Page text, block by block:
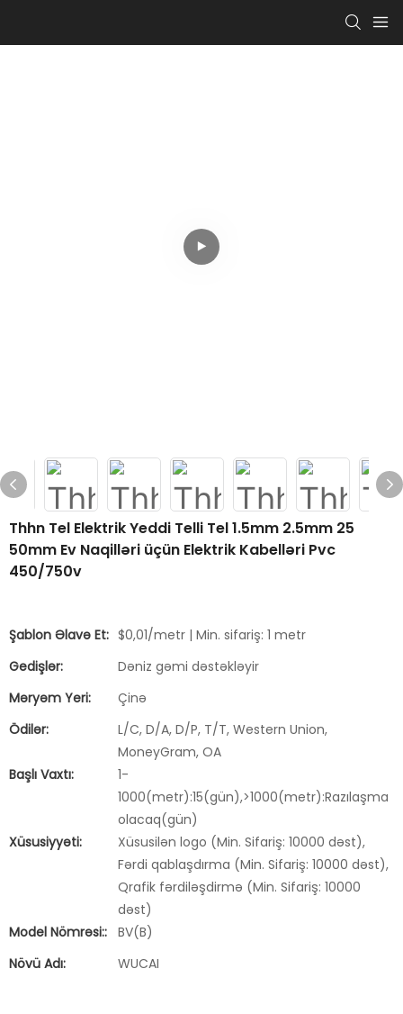
Thhn Tel Elektrik Yeddi Telli Tel 1.5mm 2.5mm 25
50mm Ev Naqilləri üçün Elektrik Kabelləri Pvc
450/750v
Şablon Əlavə Et: $0,01/metr | Min. sifariş: 1 metr
Gedişlər:
Dəniz gəmi dəstəkləyir
Məryəm Yeri:
Çinə
Ödilər:
L/C, D/A, D/P, T/T, Western Union,
MoneyGram, OA
Başlı Vaxtı:
1-
1000(metr):15(gün),>1000(metr):Razılaşma
olacaq(gün)
Xüsusiyyəti:
Xüsusilən logo (Min. Sifariş: 10000 dəst),
Fərdi qablaşdırma (Min. Sifariş: 10000 dəst),
Qrafik fərdiləşdirmə (Min. Sifariş: 10000
dəst)
Model Nömrəsi:: BV(B)
Növü Adı:
WUCAI